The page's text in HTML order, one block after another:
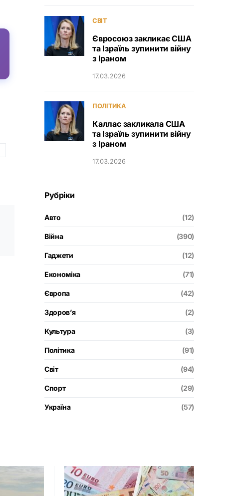
СВІТ
Євросоюз закликає США
та Ізраїль зупинити війну
з Іраном
17.03.2026
ПОЛІТИКА
Каллас закликала США
та Ізраїль зупинити війну
з Іраном
17.03.2026
Рубріки
Авто (12)
Війна (390)
Гаджети (12)
Економіка (71)
Європа (42)
Здоров’я (2)
Культура (3)
Політика (91)
Світ (94)
Спорт (29)
Україна (57)